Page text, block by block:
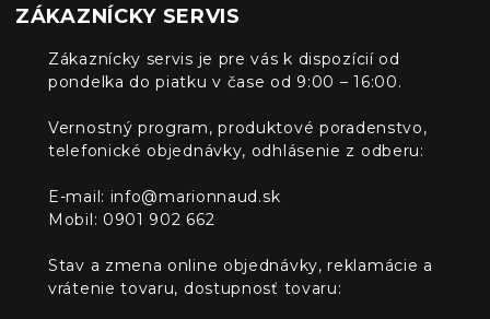
ZÁKAZNÍCKY SERVIS
Zákaznícky servis je pre vás k dispozícií od
pondelka do piatku v čase od 9:00 – 16:00.
Vernostný program, produktové poradenstvo,
telefonické objednávky, odhlásenie z odberu:
E-mail: info@marionnaud.sk
Mobil: 0901 902 662
Stav a zmena online objednávky, reklamácie a
vrátenie tovaru, dostupnosť tovaru: